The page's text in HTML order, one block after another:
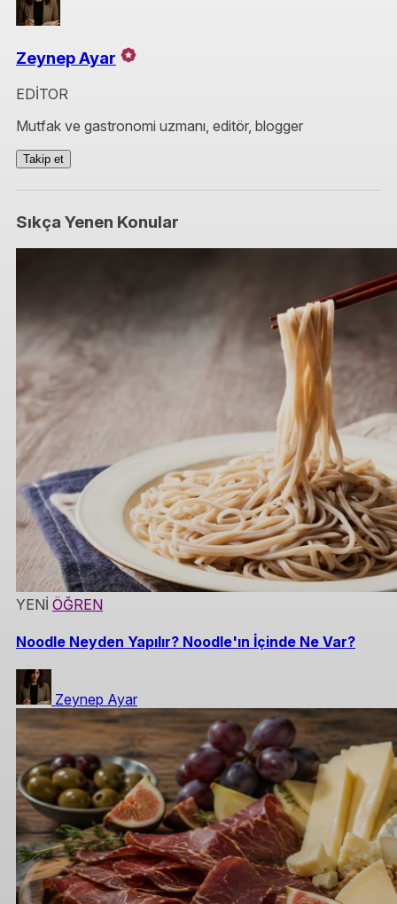
Zeynep Ayar
EDİTOR
Mutfak ve gastronomi uzmanı, editör, blogger
Takip et
Sıkça Yenen Konular
YENİ ÖĞREN
Noodle Neyden Yapılır? Noodle'ın İçinde Ne Var?
Zeynep Ayar